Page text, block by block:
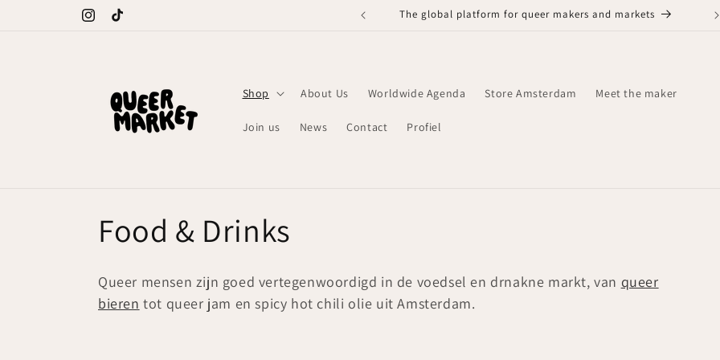
Instagram
TikTok
The global platform for queer makers and markets
Shop About Us Worldwide Agenda Store Amsterdam Meet the maker
Join us News Contact Profiel
C
o
l
Food & Drinks
Queer mensen zijn goed vertegenwoordigd in de voedsel en drnakne markt, van queer
bieren tot queer jam en spicy hot chili olie uit Amsterdam.